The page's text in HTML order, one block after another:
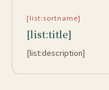
[list:sortname]
[list:title]
[list:description]